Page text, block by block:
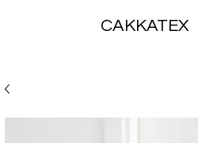
CAKKATEX